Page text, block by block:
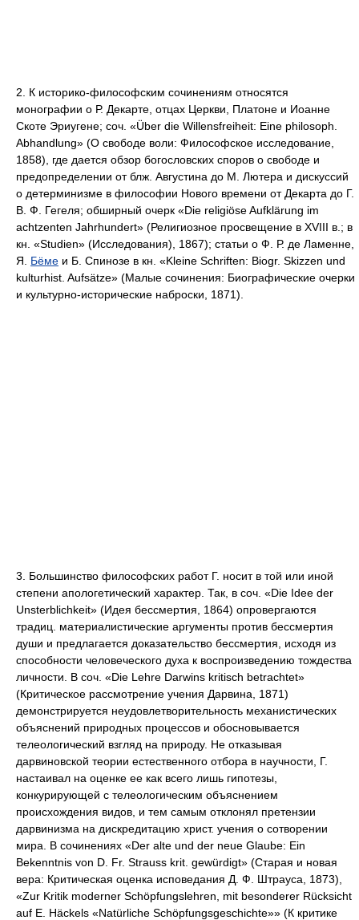
2. К историко-философским сочинениям относятся
монографии о Р. Декарте, отцах Церкви, Платоне и Иоанне
Скоте Эриугене; соч. «Über die Willensfreiheit: Eine philosoph.
Abhandlung» (О свободе воли: Философское исследование,
1858), где дается обзор богословских споров о свободе и
предопределении от блж. Августина до М. Лютера и дискуссий
о детерминизме в философии Нового времени от Декарта до Г.
В. Ф. Гегеля; обширный очерк «Die religiöse Aufklärung im
achtzenten Jahrhundert» (Религиозное просвещение в XVIII в.; в
кн. «Studien» (Исследования), 1867); статьи о Ф. Р. де Ламенне,
Я. Бёме и Б. Спинозе в кн. «Kleine Schriften: Biogr. Skizzen und
kulturhist. Aufsätze» (Малые сочинения: Биографические очерки
и культурно-исторические наброски, 1871).
3. Большинство философских работ Г. носит в той или иной
степени апологетический характер. Так, в соч. «Die Idee der
Unsterblichkeit» (Идея бессмертия, 1864) опровергаются
традиц. материалистические аргументы против бессмертия
души и предлагается доказательство бессмертия, исходя из
способности человеческого духа к воспроизведению тождества
личности. В соч. «Die Lehre Darwins kritisch betrachtet»
(Критическое рассмотрение учения Дарвина, 1871)
демонстрируется неудовлетворительность механистических
объяснений природных процессов и обосновывается
телеологический взгляд на природу. Не отказывая
дарвиновской теории естественного отбора в научности, Г.
настаивал на оценке ее как всего лишь гипотезы,
конкурирующей с телеологическим объяснением
происхождения видов, и тем самым отклонял претензии
дарвинизма на дискредитацию христ. учения о сотворении
мира. В сочинениях «Der alte und der neue Glaube: Ein
Bekenntnis von D. Fr. Strauss krit. gewürdigt» (Старая и новая
вера: Критическая оценка исповедания Д. Ф. Штрауса, 1873),
«Zur Kritik moderner Schöpfungslehren, mit besonderer Rücksicht
auf E. Häckels «Natürliche Schöpfungsgeschichte»» (К критике